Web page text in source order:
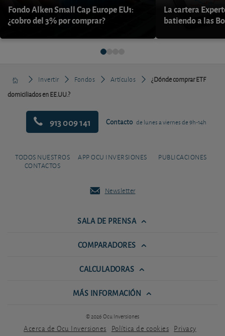
Fondo Alken Small Cap Europe EU1:
¿cobro del 3% por comprar?
La cartera
batiendo a las
Invertir Fondos Artículos
¿Dónde comprar ETF
domiciliados en EE.UU.?
913 009 141 Contacto de lunes a viernes de 9h-14h
TODOS NUESTROS
CONTACTOS
APP OCU INVERSIONES PUBLICACIONES
Newsletter
SALA DE PRENSA
COMPARADORES
CALCULADORAS
MÁS INFORMACIÓN
© 2026 Ocu Inversiones
Acerca de Ocu Inversiones Política de cookies Privacy